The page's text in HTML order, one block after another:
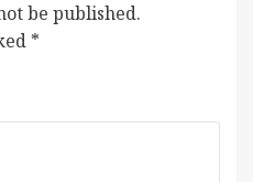
be published.
*